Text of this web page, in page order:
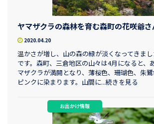
2020.04.20
温かさが増し、山の森の緑が淡くなってきま
です。森町、三倉地区の山々は4月になると、
マザクラが満開となり、薄桜色、珊瑚色、朱
ピンクに染まります。山間に...続きを見る
お出かけ情報